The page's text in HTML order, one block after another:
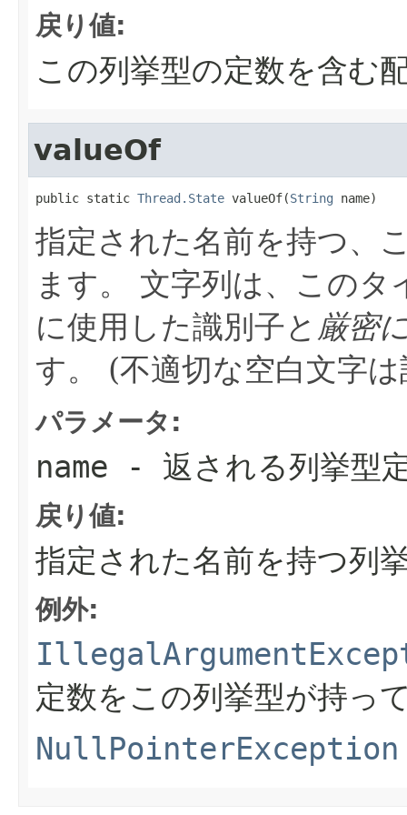
戻り値:
この列挙型の定数を含む
valueOf
public static Thread.State valueOf(String name)
指定された名前を持つ、
ます。
文字列は、このタ
に使用した識別子と 厳密
す。
(不適切な空白文字
パラメータ:
name - 返される列挙型
戻り値:
指定された名前を持つ列
例外:
定数をこの列挙型が持っ
NullPointerException